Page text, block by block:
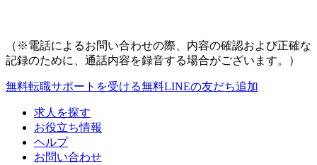
（※電話によるお問い合わせの際、内容の確認および正確な
記録のために、通話内容を録音する場合がございます。）
無料転職サポートを受ける無料LINEの友だち追加
求人を探す
お役立ち情報
ヘルプ
お問い合わせ